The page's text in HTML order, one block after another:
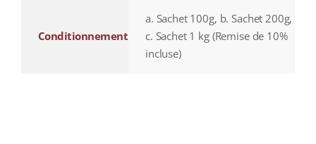
Conditionnement
a. Sachet 100g, b. Sachet 200g,
c. Sachet 1 kg (Remise de 10%
incluse)